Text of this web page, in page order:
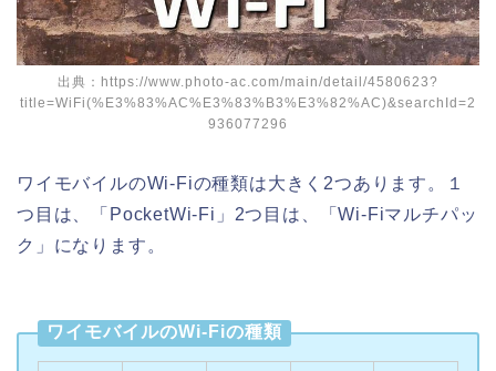
出典：https://www.photo-ac.com/main/detail/4580623?
title=WiFi(%E3%83%AC%E3%83%B3%E3%82%AC)&searchId=2
936077296
ワイモバイルのWi-Fiの種類は大きく2つあります。１
つ目は、「PocketWi-Fi」2つ目は、「Wi-Fiマルチパッ
ク」になります。
ワイモバイルのWi-Fiの種類